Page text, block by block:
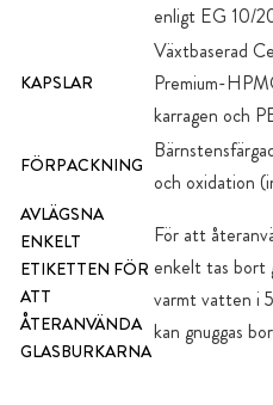
enligt EG 10/
KAPSLAR
Växtbaserad
Premium-
karragen och
FÖRPACKNING
och oxidation
AVLÄGSNA
ENKELT
ETIKETTEN FÖR
ATT
ÅTERANVÄNDA
GLASBURKARNA
För att
enkelt tas bort
varmt vatten i
kan gnuggas